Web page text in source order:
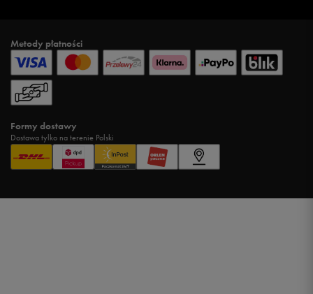
Metody płatności
Formy dostawy
Dostawa tylko na terenie Polski